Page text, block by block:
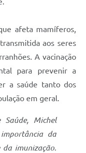
afeta mamíferos,
aos seres
A vacinação
para prevenir a
a saúde tanto dos
em geral.
Saúde, Michel
da
da imunização.